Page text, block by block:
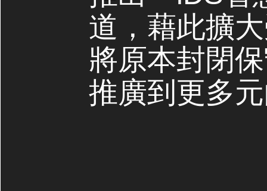
道，藉此擴
將原本封閉
推廣到更多